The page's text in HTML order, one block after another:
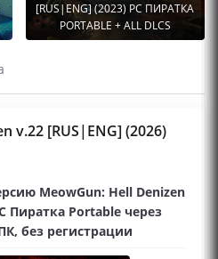
[RUS|ENG] (2023) PC ПИРАТКА
PORTABLE + ALL DLCS
v.22 [RUS|ENG] (2026)
MeowGun: Hell Denizen
Пиратка Portable через
без регистрации